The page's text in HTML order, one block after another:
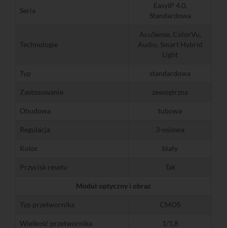
Seria
EasyIP 4.0,
Standardowa
Technologie
AcuSense, ColorVu,
Audio, Smart Hybrid
Light
Typ standardowa
Zastosowanie zewnętrzna
Obudowa tubowa
Regulacja 3-osiowa
Kolor biały
Przycisk resetu Tak
Moduł optyczny i obraz
Typ przetwornika CMOS
Wielkość przetwornika 1/1,8